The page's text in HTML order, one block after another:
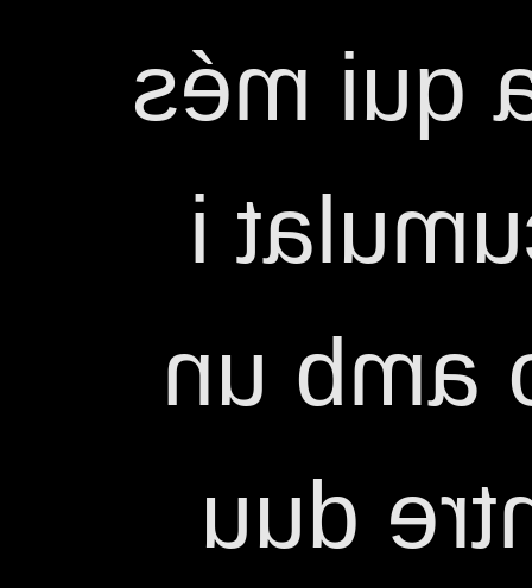
Google
punts
envii un